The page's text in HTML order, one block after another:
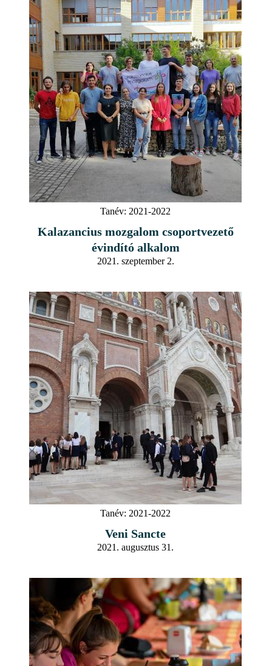
Tanév: 2021-2022
Kalazancius mozgalom csoportvezető
évindító alkalom
2021. szeptember 2.
Tanév: 2021-2022
Veni Sancte
2021. augusztus 31.